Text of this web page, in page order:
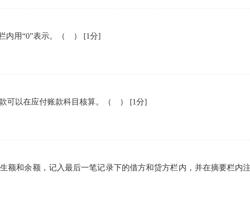
内用“0”表示。（ ） [1分]
可以在应付账款科目核算。（ ） [1分]
额和余额，记入最后一笔记录下的借方和贷方栏内，并在摘要栏内